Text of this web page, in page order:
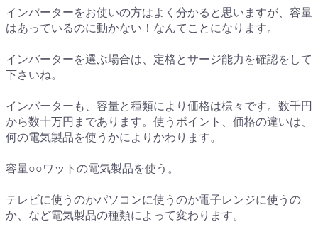
インバーターをお使いの方はよく分かると思いますが、容量
はあっているのに動かない！なんてことになります。
インバーターを選ぶ場合は、定格とサージ能力を確認をして
下さいね。
インバーターも、容量と種類により価格は様々です。数千円
から数十万円まであります。使うポイント、価格の違いは、
何の電気製品を使うかによりかわります。
容量○○ワットの電気製品を使う。
テレビに使うのかパソコンに使うのか電子レンジに使うの
か、など電気製品の種類によって変わります。